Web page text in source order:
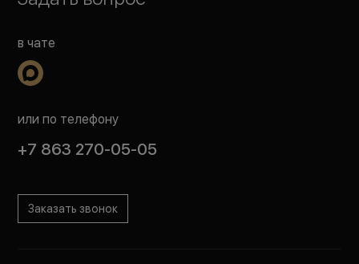
в чате
или по телефону
+7 863 270-05-05
Заказать звонок